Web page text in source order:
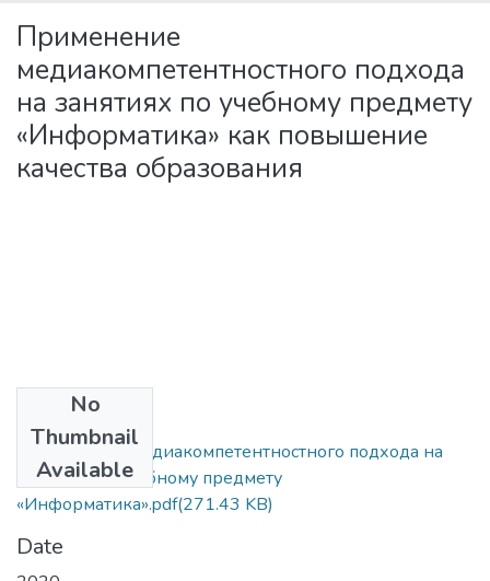
Применение
медиакомпетентностного подхода
на занятиях по учебному предмету
«Информатика» как повышение
качества образования
No
Thumbnail
Available
Применение медиакомпетентностного подхода на
занятиях по учебному предмету
«Информатика».pdf(271.43 KB)
Date